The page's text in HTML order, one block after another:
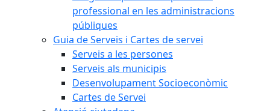
professional en les administracions
públiques
Guia de Serveis i Cartes de servei
Serveis a les persones
Serveis als municipis
Desenvolupament Socioeconòmic
Cartes de Servei